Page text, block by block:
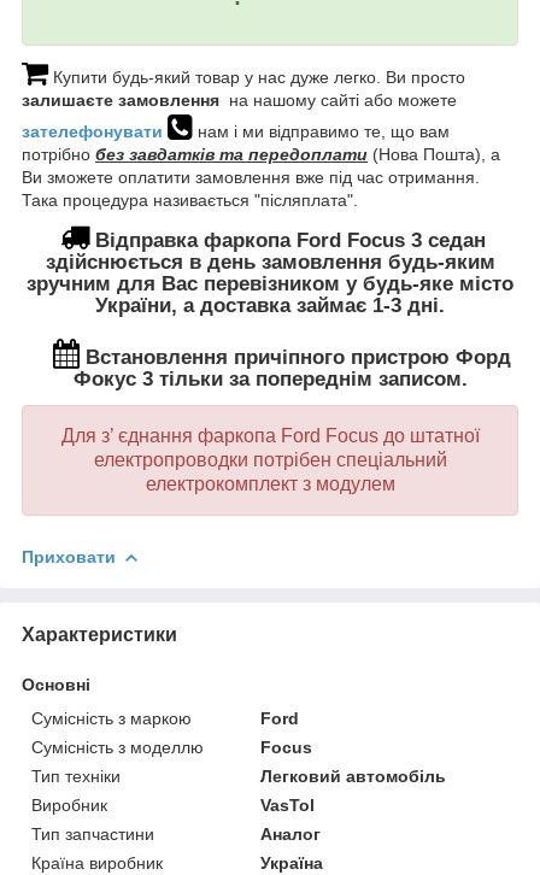
Купити будь-який товар у нас дуже легко. Ви просто
залишаєте замовлення на нашому сайті або можете
зателефонувати
нам і ми відправимо те, що вам
потрібно без завдатків та передоплати (Нова Пошта), а
Ви зможете оплатити замовлення вже під час отримання.
Така процедура називається "післяплата".
Відправка фаркопа Ford Focus 3 седан
здійснюється в день замовлення будь-яким
зручним для Вас перевізником у будь-яке місто
України, а доставка займає 1-3 дні.
Встановлення причіпного пристрою Форд
Фокус 3тільки за попереднім записом.
Для з’ єднання фаркопа Ford Focusдо штатної
електропроводки потрібен спеціальний
електрокомплектз модулем
Приховати
Характеристики
Основні
Сумісність з маркою
Ford
Сумісність з моделлю
Focus
Тип техніки
Легковий автомобіль
Виробник
VasTol
Тип запчастини
Аналог
Країна виробник
Україна